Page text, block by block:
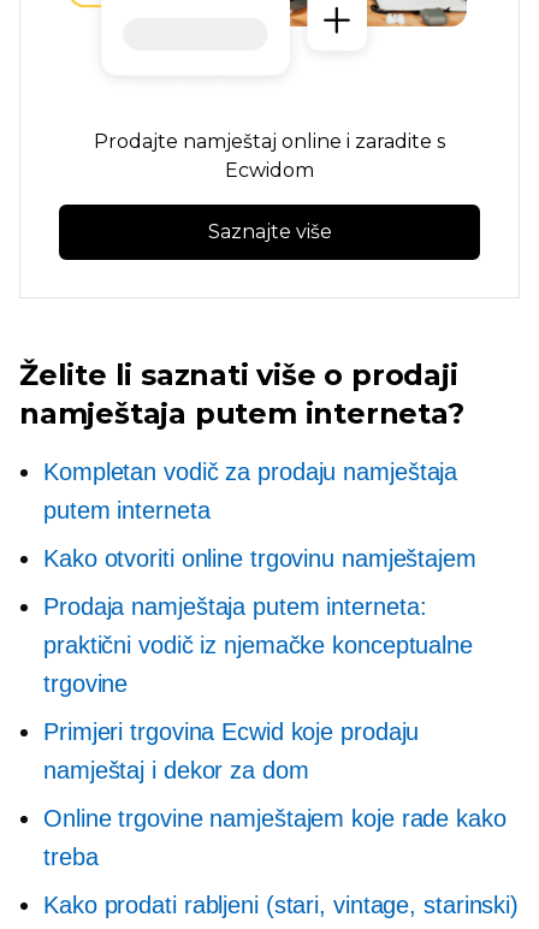
Prodajte namještaj online i zaradite s
Ecwidom
Saznajte više
Želite li saznati više o prodaji
namještaja putem interneta?
Kompletan vodič za prodaju namještaja
putem interneta
Kako otvoriti online trgovinu namještajem
Prodaja namještaja putem interneta:
praktični vodič iz njemačke konceptualne
trgovine
Primjeri trgovina Ecwid koje prodaju
namještaj i dekor za dom
Online trgovine namještajem koje rade kako
treba
Kako prodati rabljeni (stari, vintage, starinski)